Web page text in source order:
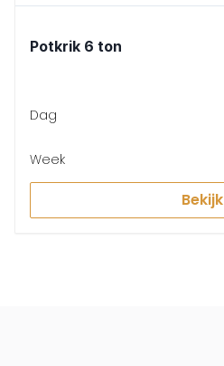
Potkrik 6 ton
Dag
Week
Bekijk